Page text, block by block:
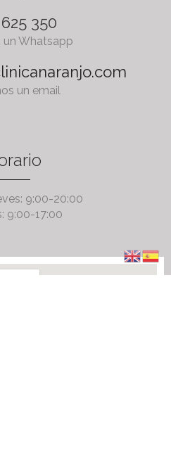
350
un Whatsapp
un email
9:00-20:00
9:00-17:00